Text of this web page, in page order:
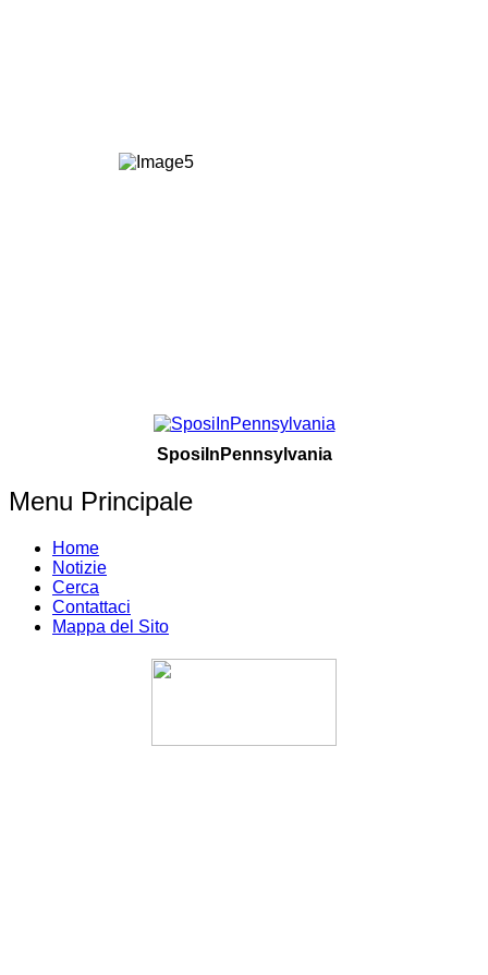
SposiInPennsylvania
Menu Principale
Home
Notizie
Cerca
Contattaci
Mappa del Sito